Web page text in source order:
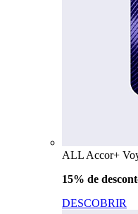
ALL Accor+
15% de
DESCOBRIR